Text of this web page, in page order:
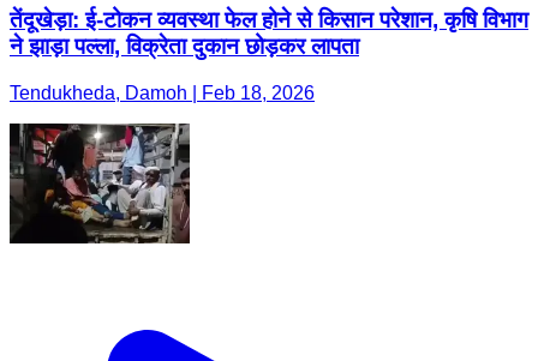
तेंदूखेड़ा: ई-टोकन व्यवस्था फेल होने से किसान परेशान, कृषि विभाग
ने झाड़ा पल्ला, विक्रेता दुकान छोड़कर लापता
Tendukheda, Damoh | Feb 18, 2026